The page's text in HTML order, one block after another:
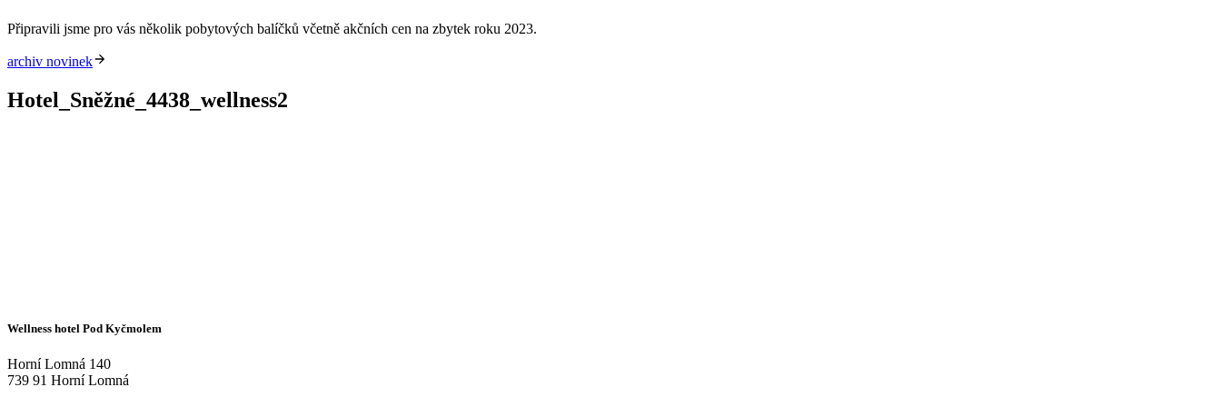
Připravili jsme pro vás několik pobytových balíčků včetně akčních cen na zbytek roku 2023.
archiv novinek
Hotel_Sněžné_4438_wellness2
Wellness hotel Pod Kyčmolem
Horní Lomná 140
739 91 Horní Lomná